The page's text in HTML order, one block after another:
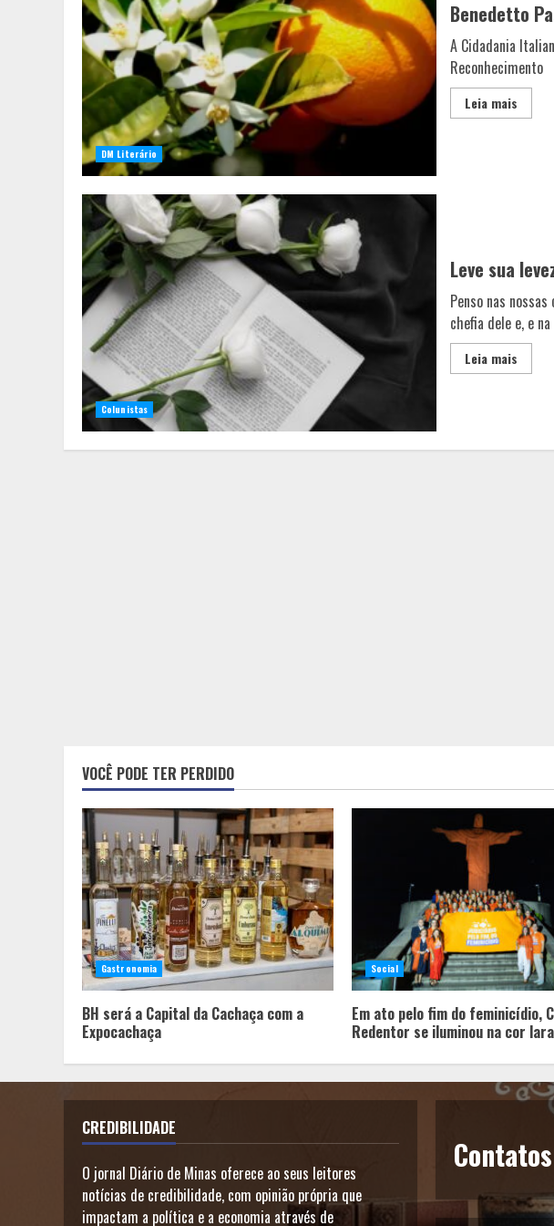
DM Literário
Benedetto
A Cidadania
Reconhecimento
Leia mais
Colunistas
Leve sua
Penso nas
chefia dele e, e
Leia mais
VOCÊ PODE TER PERDIDO
Gastronomia
BH será a Capital da Cachaça com a
Expocachaça
Social
Em ato pelo fim do feminicídio,
Redentor se iluminou na cor
CREDIBILIDADE
O jornal Diário de Minas oferece ao seus leitores
notícias de credibilidade, com opinião própria que
impactam a política e a economia através de
Contatos